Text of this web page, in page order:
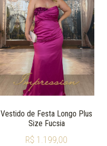
Vestido de Festa Longo Plus
Size Fucsia
R$ 1.199,00